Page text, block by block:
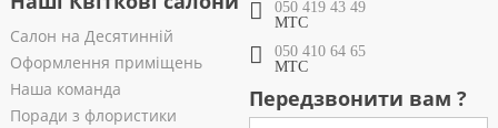
Салон на Десятинній
Оформлення приміщень
Наша команда
Поради з флористики
050 419 43 49
МТС
050 410 64 65
МТС
Передзвонити вам ?